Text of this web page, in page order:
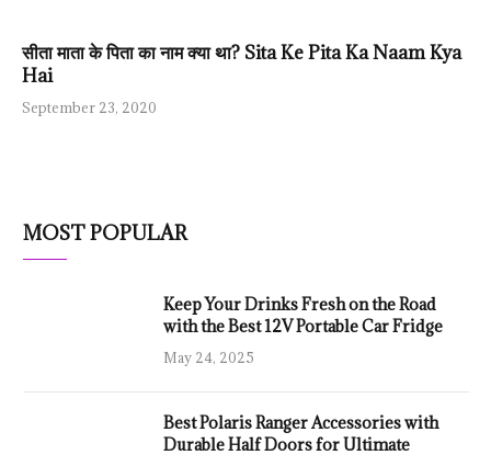
सीता माता के पिता का नाम क्या था? Sita Ke Pita Ka Naam Kya
Hai
September 23, 2020
MOST POPULAR
Keep Your Drinks Fresh on the Road
with the Best 12V Portable Car Fridge
May 24, 2025
Best Polaris Ranger Accessories with
Durable Half Doors for Ultimate